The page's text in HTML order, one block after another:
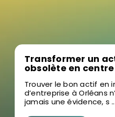
Transformer un
obsolète en
nouvelle stratégie
marché de
d’entreprise à
Trouver le bon actif en
d’entreprise à Orléans
jamais une évidence, s